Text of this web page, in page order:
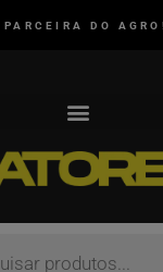
PARCEIRA DO AGRO!